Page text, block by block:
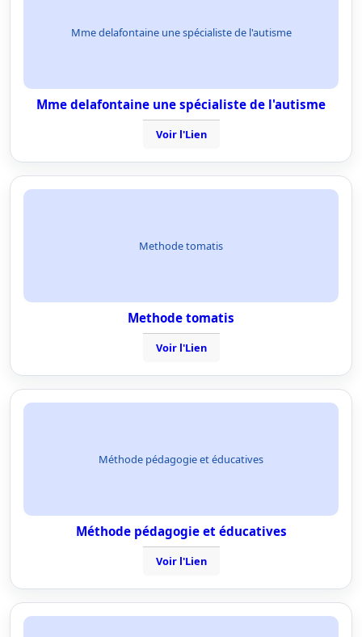
Mme delafontaine une spécialiste de l'autisme
Mme delafontaine une spécialiste de l'autisme
Voir l'Lien
Methode tomatis
Methode tomatis
Voir l'Lien
Méthode pédagogie et éducatives
Méthode pédagogie et éducatives
Voir l'Lien